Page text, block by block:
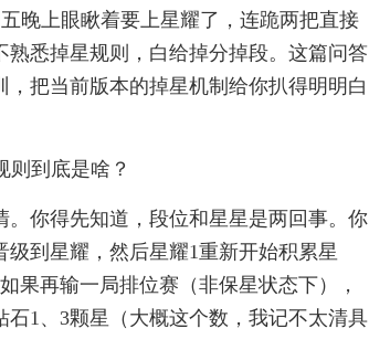
晚上眼瞅着要上星耀了，连跪两把直接
悉掉星规则，白给掉分掉段。这篇问答
把当前版本的掉星机制给你扒得明明白
则到底是啥？
你得先知道，段位和星星是两回事。你
到星耀，然后星耀1重新开始积累星
果再输一局排位赛（非保星状态下），
1、3颗星（大概这个数，我记不太清具